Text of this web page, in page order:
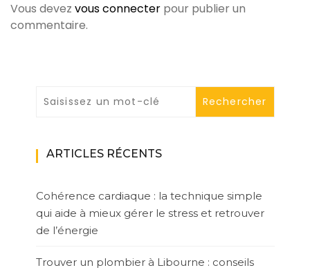
Vous devez vous connecter pour publier un
commentaire.
ARTICLES RÉCENTS
Cohérence cardiaque : la technique simple
qui aide à mieux gérer le stress et retrouver
de l’énergie
Trouver un plombier à Libourne : conseils